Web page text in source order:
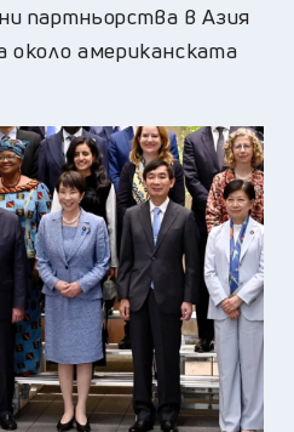
партньорства в Азия
около американската